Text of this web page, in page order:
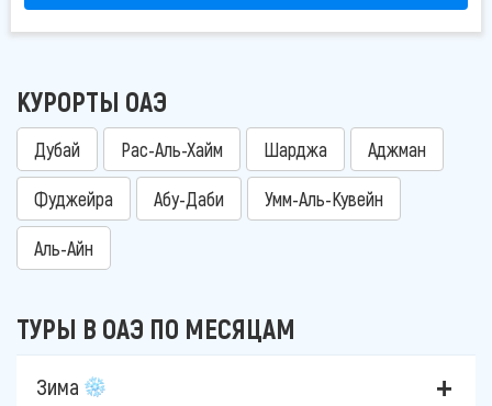
КУРОРТЫ ОАЭ
Дубай Рас-Аль-Хайм Шарджа Аджман
Фуджейра Абу-Даби Умм-Аль-Кувейн
Аль-Айн
ТУРЫ В ОАЭ ПО МЕСЯЦАМ
Зима